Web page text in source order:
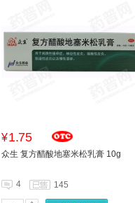
¥1.75
众生 复方醋酸地塞米松乳膏 10g
4 145